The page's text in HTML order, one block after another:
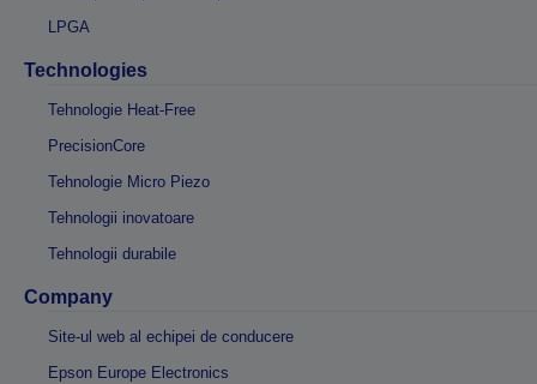
LPGA
Technologies
Tehnologie Heat-Free
PrecisionCore
Tehnologie Micro Piezo
Tehnologii inovatoare
Tehnologii durabile
Company
Site-ul web al echipei de conducere
Epson Europe Electronics